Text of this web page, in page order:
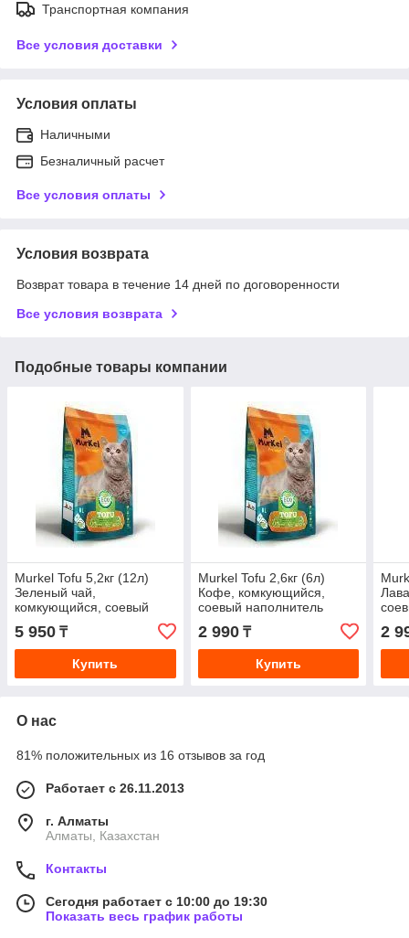
Транспортная компания
Все условия доставки
Условия оплаты
Наличными
Безналичный расчет
Все условия оплаты
Условия возврата
Возврат товара в течение 14 дней по договоренности
Все условия возврата
Подобные товары компании
Murkel Tofu 5,2кг (12л)
Зеленый чай,
комкующийся, соевый
наполнитель
5 950 ₸
Купить
Murkel Tofu 2,6кг (6л)
Кофе, комкующийся,
соевый наполнитель
2 990₸
Купить
2
О нас
81% положительных из 16 отзывов за год
Работает с 26.11.2013
г. Алматы
Алматы, Казахстан
Контакты
Сегодня работает с 10:00 до 19:30
Показать весь график работы